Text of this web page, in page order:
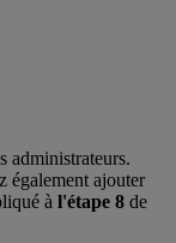
administrateurs.
également ajouter
à l'étape 8 de